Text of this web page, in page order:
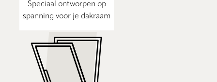
Speciaal ontworpen op
spanning voor je dakraam